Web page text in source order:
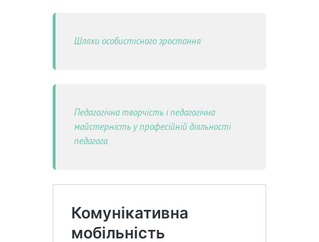
Шляхи особистісного зростання
Педагогічна творчість і педагогічна
майстерність у професійній діяльності
педагога